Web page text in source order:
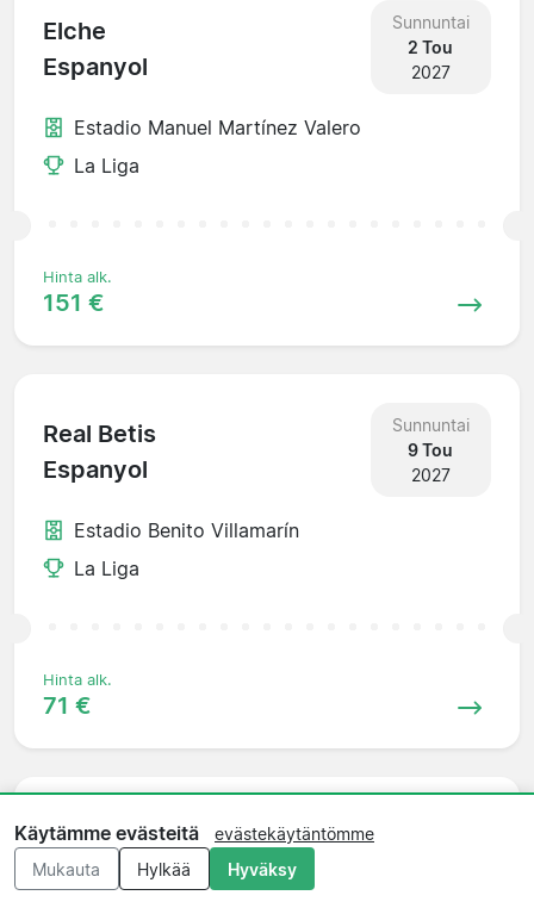
Elche
Espanyol
Sunnuntai
2 Tou
2027
Estadio Manuel Martínez Valero
La Liga
Hinta alk.
151 €
Real Betis
Espanyol
Sunnuntai
9 Tou
2027
Estadio Benito Villamarín
La Liga
Hinta alk.
71 €
Espanyol
Valencia
Käytämme evästeitä
evästekäytäntömme
Mukauta
Hylkää Hyväksy